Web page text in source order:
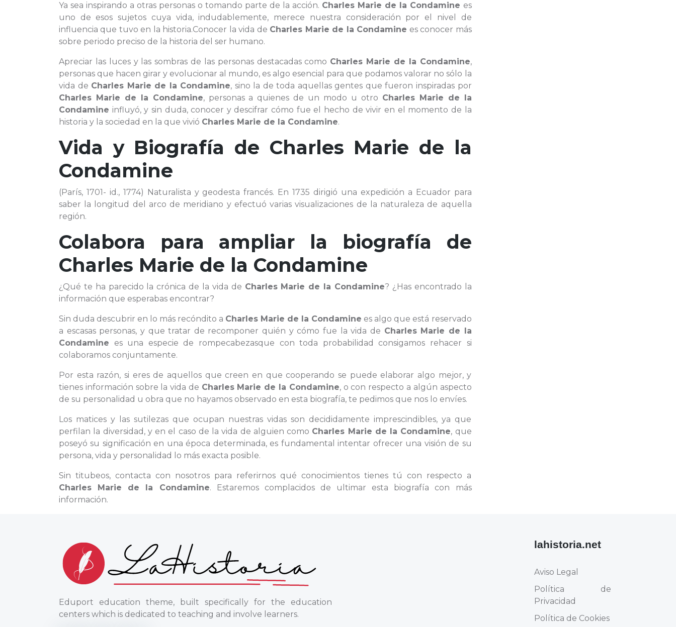
Ya sea inspirando a otras personas o tomando parte de la acción. Charles Marie de la Condamine es
uno de esos sujetos cuya vida, indudablemente, merece nuestra consideración por el nivel de
influencia que tuvo en la historia.Conocer la vida de Charles Marie de la Condamine es conocer más
sobre periodo preciso de la historia del ser humano.
Apreciar las luces y las sombras de las personas destacadas como Charles Marie de la Condamine,
personas que hacen girar y evolucionar al mundo, es algo esencial para que podamos valorar no sólo la
vida de Charles Marie de la Condamine, sino la de toda aquellas gentes que fueron inspiradas por
Charles Marie de la Condamine, personas a quienes de un modo u otro Charles Marie de la
Condamine influyó, y sin duda, conocer y descifrar cómo fue el hecho de vivir en el momento de la
historia y la sociedad en la que vivió Charles Marie de la Condamine.
Vida y Biografía de Charles Marie de la
Condamine
(París, 1701- id., 1774) Naturalista y geodesta francés. En 1735 dirigió una expedición a Ecuador para
saber la longitud del arco de meridiano y efectuó varias visualizaciones de la naturaleza de aquella
región.
Colabora para ampliar la biografía de
Charles Marie de la Condamine
¿Qué te ha parecido la crónica de la vida de Charles Marie de la Condamine? ¿Has encontrado la
información que esperabas encontrar?
Sin duda descubrir en lo más recóndito a Charles Marie de la Condamine es algo que está reservado
a escasas personas, y que tratar de recomponer quién y cómo fue la vida de Charles Marie de la
Condamine es una especie de rompecabezasque con toda probabilidad consigamos rehacer si
colaboramos conjuntamente.
Por esta razón, si eres de aquellos que creen en que cooperando se puede elaborar algo mejor, y
tienes información sobre la vida de Charles Marie de la Condamine, o con respecto a algún aspecto
de su personalidad u obra que no hayamos observado en esta biografía, te pedimos que nos lo envíes.
Los matices y las sutilezas que ocupan nuestras vidas son decididamente imprescindibles, ya que
perfilan la diversidad, y en el caso de la vida de alguien como Charles Marie de la Condamine, que
poseyó su significación en una época determinada, es fundamental intentar ofrecer una visión de su
persona, vida y personalidad lo más exacta posible.
Sin titubeos, contacta con nosotros para referirnos qué conocimientos tienes tú con respecto a
Charles Marie de la Condamine. Estaremos complacidos de ultimar esta biografía con más
información.
Eduport education theme, built specifically for the education
centers which is dedicated to teaching and involve learners.
lahistoria.net
Aviso Legal
Política de
Privacidad
Política de Cookies